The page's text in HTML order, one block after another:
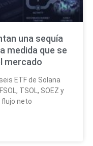
una sequía
medida que se
mercado
ETF de Solana
TSOL, SOEZ y
flujo neto